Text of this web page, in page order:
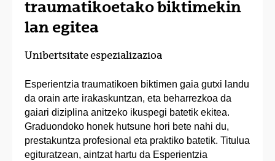
traumatikoetako biktimekin
lan egitea
Unibertsitate espezializazioa
Esperientzia traumatikoen biktimen gaia gutxi landu
da orain arte irakaskuntzan, eta beharrezkoa da
gaiari diziplina anitzeko ikuspegi batetik ekitea.
Graduondoko honek hutsune hori bete nahi du,
prestakuntza profesional eta praktiko batetik. Titulua
egituratzean, aintzat hartu da Esperientzia